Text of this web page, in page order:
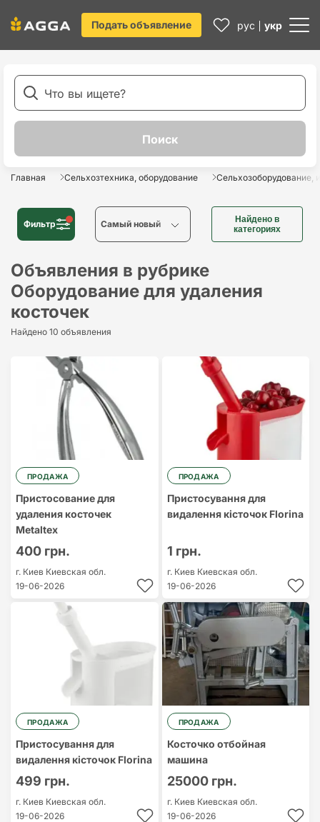
Подать объявление рус укр
Главная Сельхозтехника, оборудование Сельхозоборудование,
Фильтр Cамый новый
Cамый новый
Cамый старый
Cамый дорогой
Найдено в
категориях
Объявления в рубрике
Оборудование для удаления
косточек
Найдено 10 объявления
ПРОДАЖА
Пристосование для
удаления косточек
Metaltex
400 грн.
г. Киев Киевская обл.
19-06-2026
ПРОДАЖА
Пристосування для
видалення кісточок Florina
1 грн.
г. Киев Киевская обл.
19-06-2026
ПРОДАЖА
Пристосування для
видалення кісточок Florina
499 грн.
г. Киев Киевская обл.
19-06-2026
ПРОДАЖА
Косточко отбойная
машина
25000 грн.
г. Киев Киевская обл.
19-06-2026